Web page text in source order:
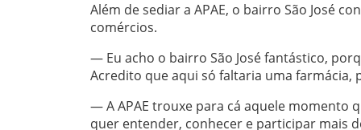
Além de sediar a APAE, o bairro São José
comércios.
— Eu acho o bairro São José fantástico,
Acredito que aqui só faltaria uma
— A APAE trouxe para cá aquele momento
quer entender, conhecer e participar mais